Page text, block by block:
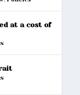
at a cost of